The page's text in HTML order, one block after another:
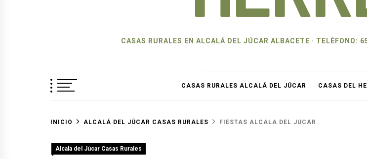
CASAS RURALES EN ALCALÁ DEL JÚCAR ALBACETE · TELÉFONO:
CASAS RURALES ALCALÁ DEL JÚCAR CASAS DEL
INICIO ALCALÁ DEL JÚCAR CASAS RURALES FIESTAS ALCALA DEL JUCAR
Alcalá del Júcar Casas Rurales